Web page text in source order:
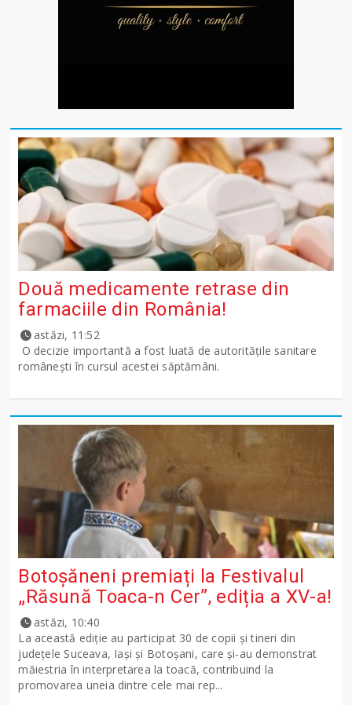
Două medicamente retrase din
farmaciile din România!
astăzi, 11:52
O decizie importantă a fost luată de autoritățile sanitare
românești în cursul acestei săptămâni.
Botoșăneni premiați la Festivalul
„Răsună Toaca-n Cer”, ediția a XV-a!
astăzi, 10:40
La această ediție au participat 30 de copii și tineri din
județele Suceava, Iași și Botoșani, care și-au demonstrat
măiestria în interpretarea la toacă, contribuind la
promovarea uneia dintre cele mai rep...